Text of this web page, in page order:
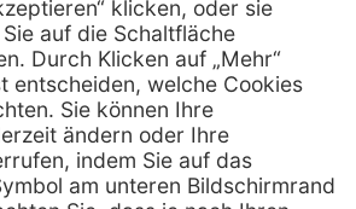
Hilfe
FAQs
Kontakt
Lob & Kritik
Außendienst